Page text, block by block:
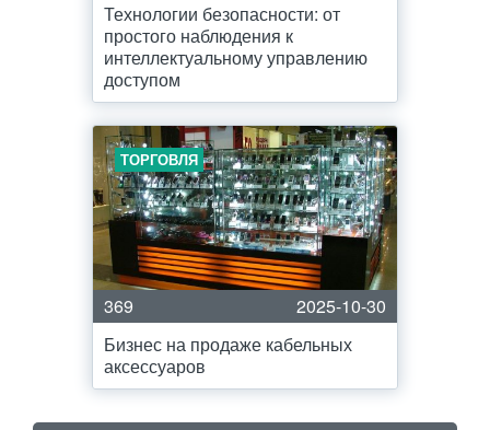
Технологии безопасности: от
простого наблюдения к
интеллектуальному управлению
доступом
ТОРГОВЛЯ
369
2025-10-30
Бизнес на продаже кабельных
аксессуаров